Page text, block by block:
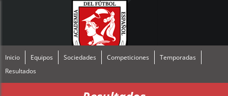
Inicio Equipos Sociedades Competiciones
Temporadas
Resultados